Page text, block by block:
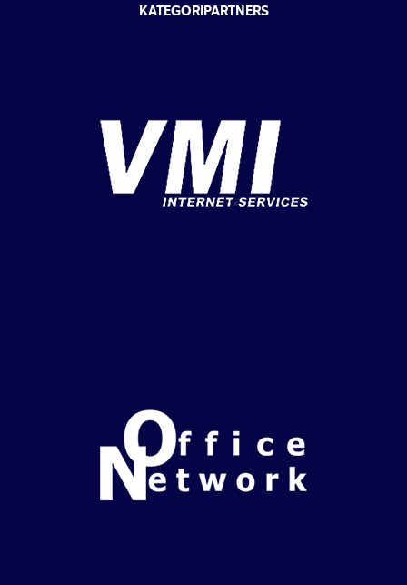
KATEGORIPARTNERS